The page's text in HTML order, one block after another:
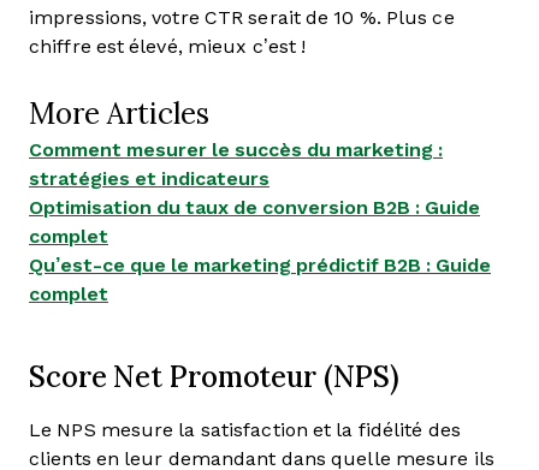
impressions, votre CTR serait de 10 %. Plus ce
chiffre est élevé, mieux c’est !
More Articles
Comment mesurer le succès du marketing :
stratégies et indicateurs
Optimisation du taux de conversion B2B : Guide
complet
Qu’est-ce que le marketing prédictif B2B : Guide
complet
Score Net Promoteur (NPS)
Le NPS mesure la satisfaction et la fidélité des
clients en leur demandant dans quelle mesure ils